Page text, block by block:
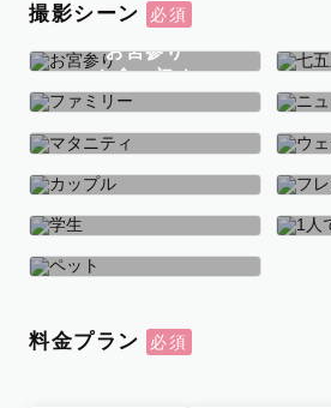
撮影シーン
お宮参り
お食い初め
ファミリー
マタニティ
カップル
学生
料金プラン